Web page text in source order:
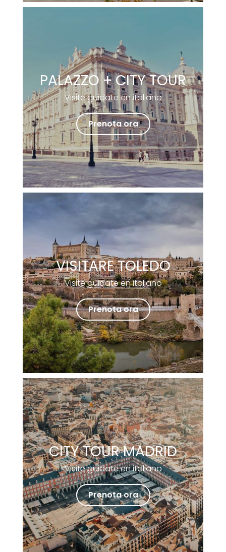
PALAZZO + CITY TOUR
Visite guidate en italiano
Prenota ora
VISITARE TOLEDO
Visite guidate en italiano
Prenota ora
CITY TOUR MADRID
Visite guidate en italiano
Prenota ora